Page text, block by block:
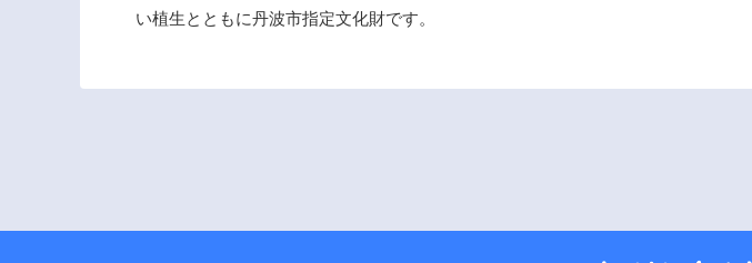
い植生とともに丹波市指定文化財です。